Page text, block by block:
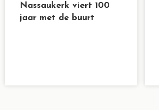
Nassaukerk viert 100
jaar met de buurt